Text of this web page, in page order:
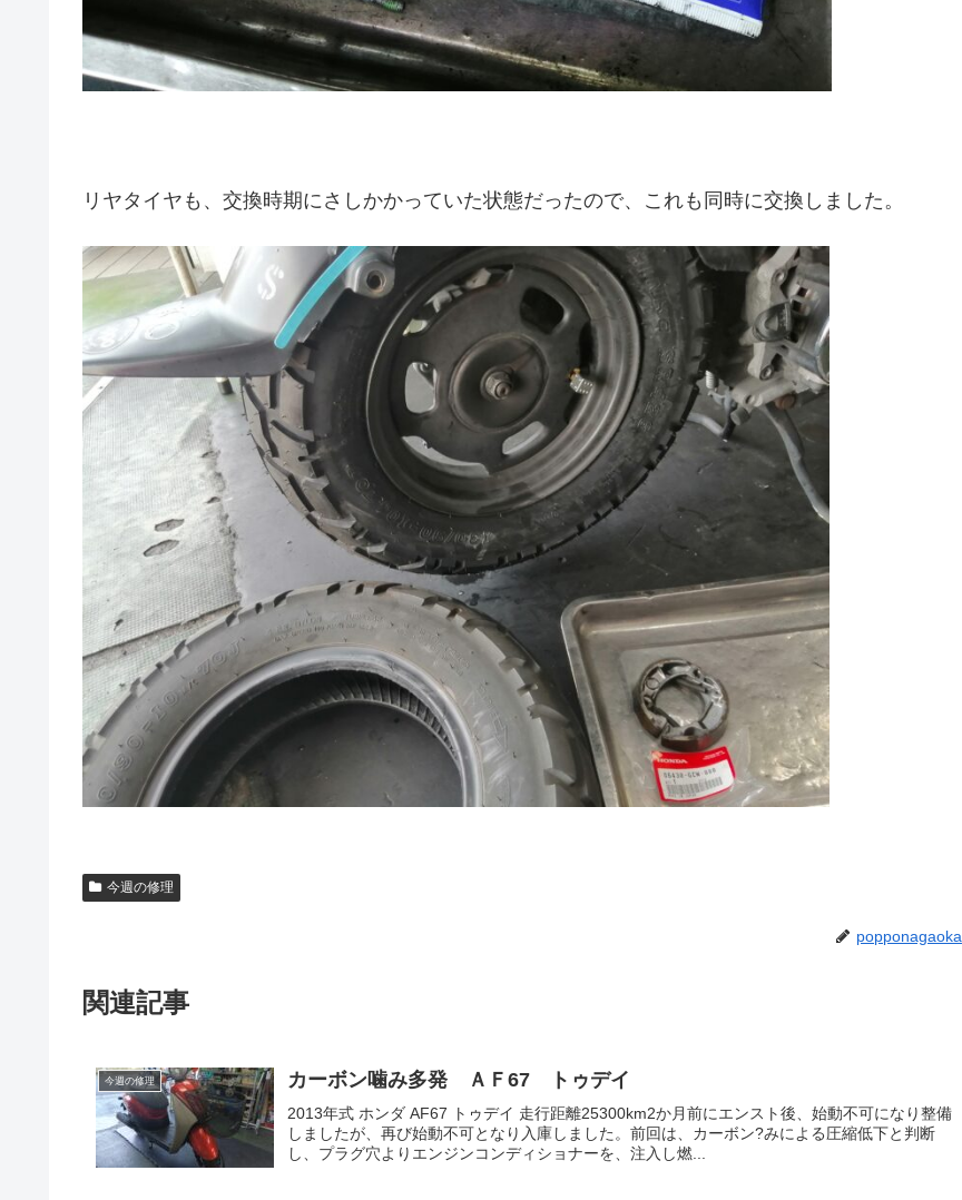
リヤタイヤも、交換時期にさしかかっていた状態だったので、これも同時に交換しました。
今週の修理
popponagaoka
関連記事
今週の修理 カーボン噛み多発 ＡＦ67 トゥデイ
2013年式 ホンダ AF67 トゥデイ 走行距離25300km2か月前にエンスト後、始動不可になり整備
しましたが、再び始動不可となり入庫しました。前回は、カーボン?みによる圧縮低下と判断
し、プラグ穴よりエンジンコンディショナーを、注入し燃...